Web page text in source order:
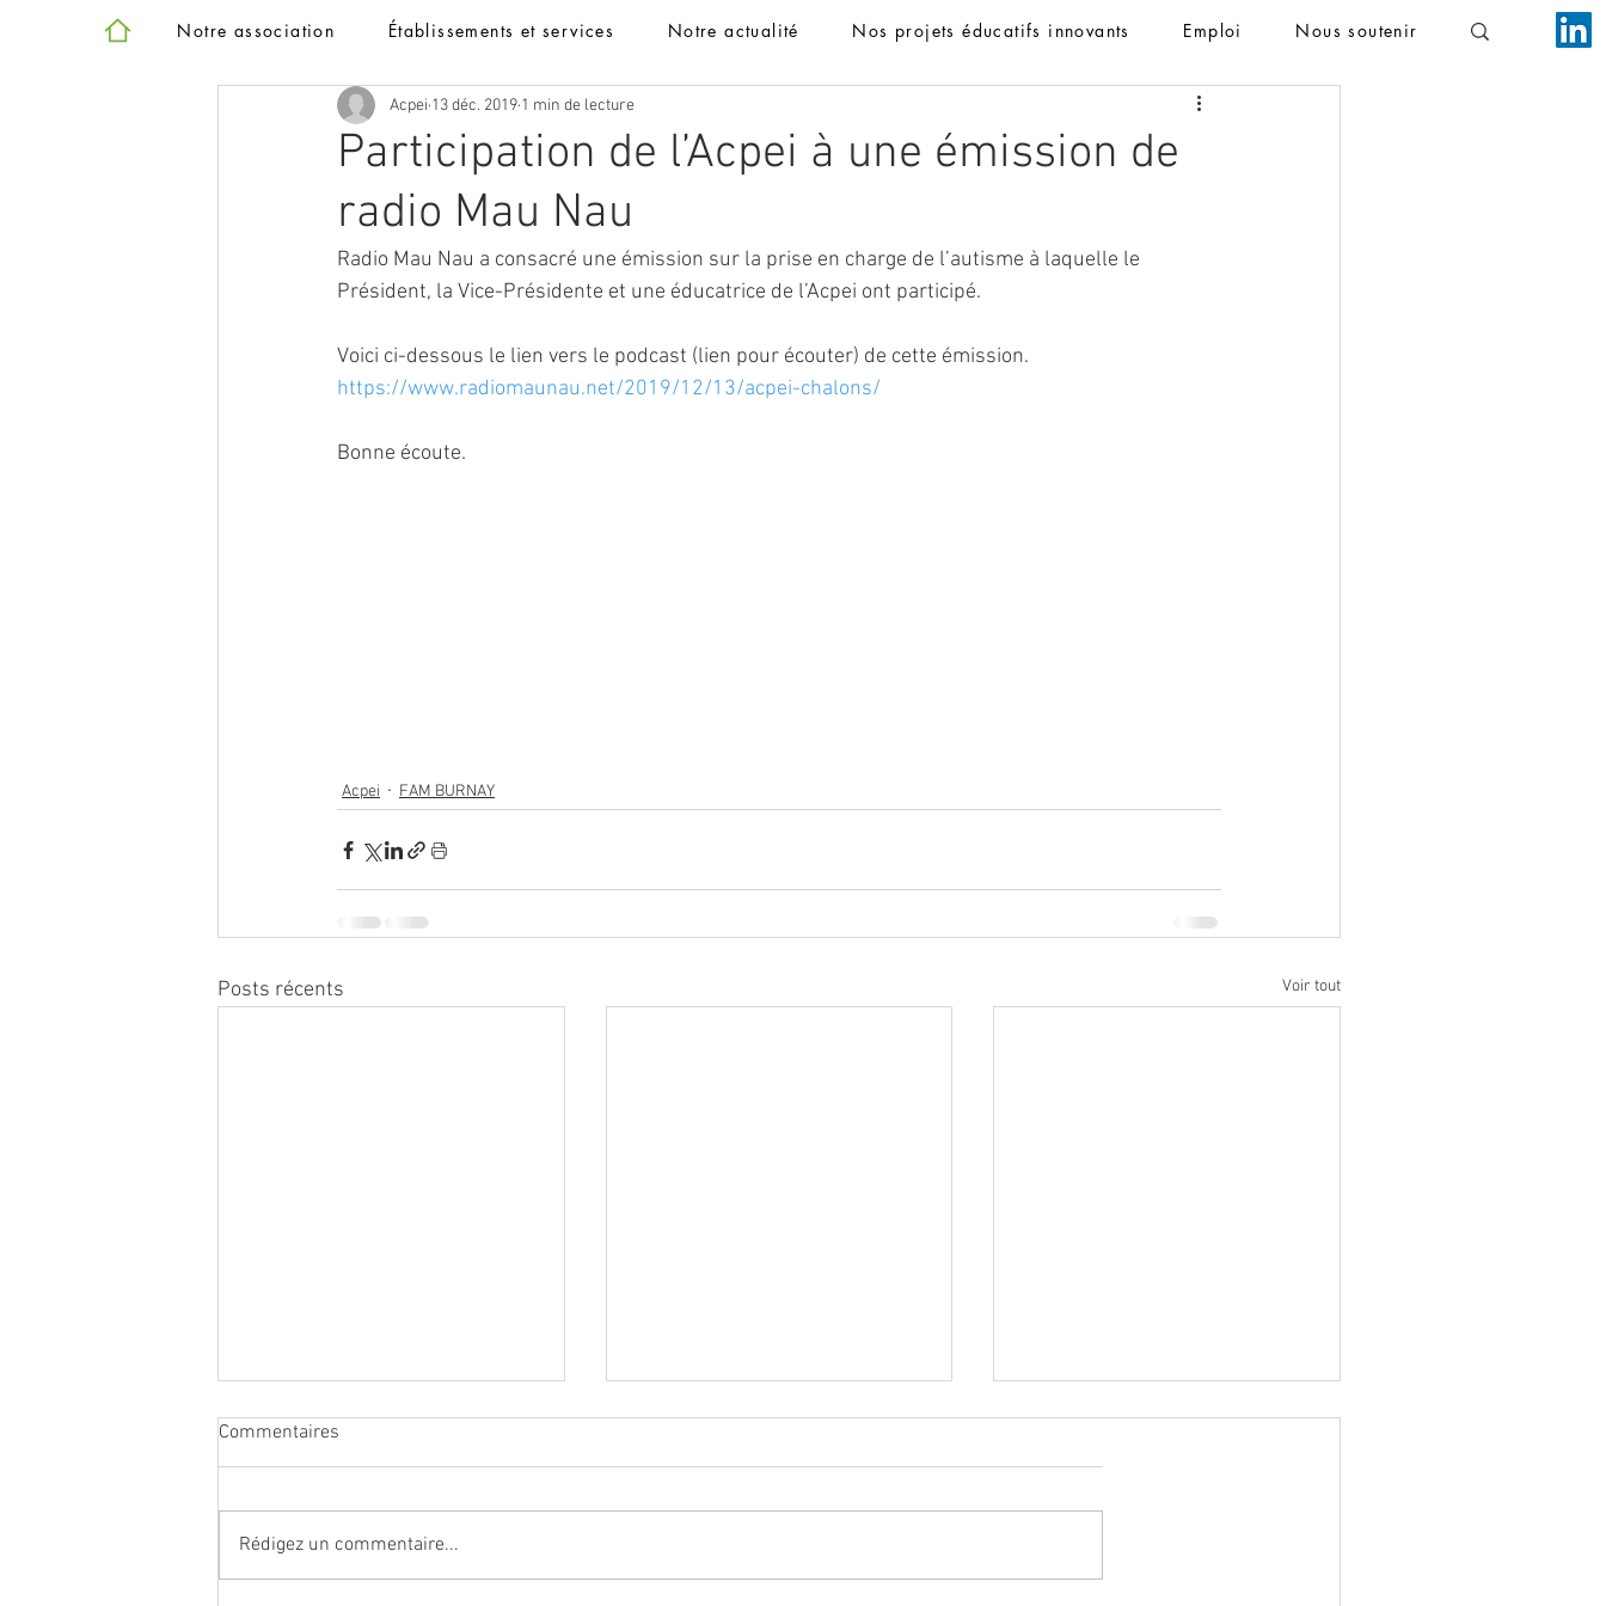
Notre association Établissements et services Notre actualité Nos projets éducatifs innovants Emploi Nous soutenir
Participation de l’Acpei à une émission de
radio Mau Nau
Acpei 13 déc. 2019 1 min de lecture
Radio Mau Nau a consacré une émission sur la prise en charge de l’autisme à laquelle le
Président, la Vice-Présidente et une éducatrice de l’Acpei ont participé.
Voici ci-dessous le lien vers le podcast (lien pour écouter) de cette émission.
https://www.radiomaunau.net/2019/12/13/acpei-chalons/
Bonne écoute.
Acpei FAM BURNAY
Posts récents Voir tout
Commentaires
Rédigez un commentaire...